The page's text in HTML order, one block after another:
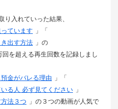
り入れていった結果、
ています
」「
出す方法 」の
を超える再生回数を記録しまし
金がバレる理由
」「
る人 必ず見てください 」
法３つ
」の３つの動画が人気で